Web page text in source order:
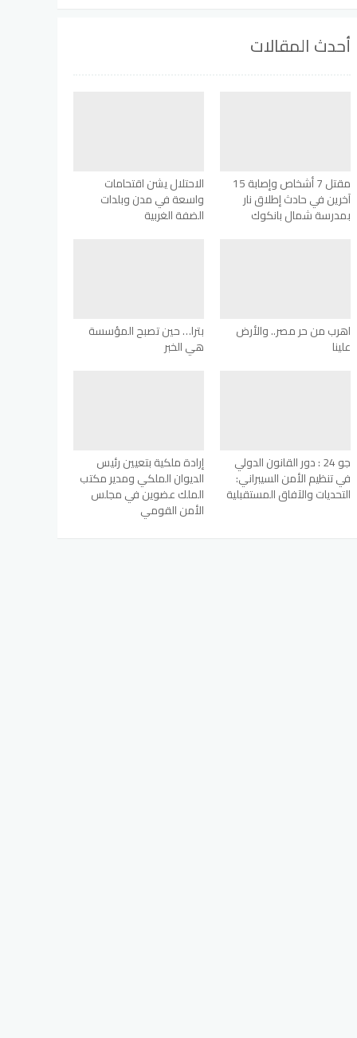
أحدث المقالات
مقتل 7 أشخاص وإصابة 15
آخرين في حادث إطلاق نار
بمدرسة شمال بانكوك
الاحتلال يشن اقتحامات
واسعة في مدن وبلدات
الضفة الغربية
اهرب من حر مصر.. والأرض
علينا
بترا… حين تصبح المؤسسة
هي الخبر
جو 24 : دور القانون الدولي
في تنظيم الأمن السيبراني:
التحديات والآفاق المستقبلية
إرادة ملكية بتعيين رئيس
الديوان الملكي ومدير مكتب
الملك عضوين في مجلس
الأمن القومي